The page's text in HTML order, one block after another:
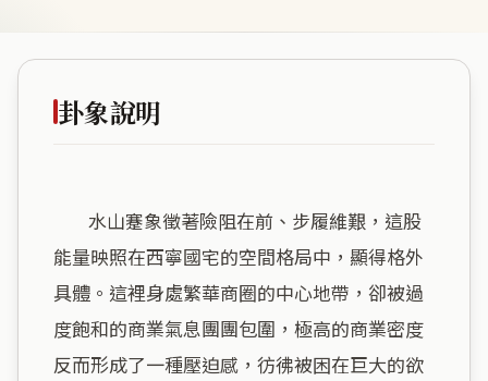
卦象說明
能量映照在西寧國宅的空間格局中，顯得格外
具體。這裡身處繁華商圈的中心地帶，卻被過
度飽和的商業氣息團團包圍，極高的商業密度
反而形成了一種壓迫感，彷彿被困在巨大的欲